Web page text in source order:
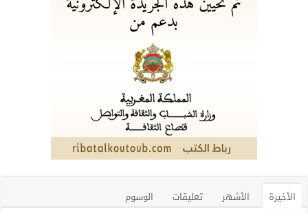
الأخيرة الأشهر تعليقات
الوسوم